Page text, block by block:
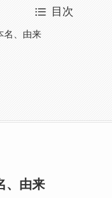
目次
名、由来
、由来